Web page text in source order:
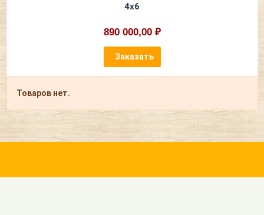
4х6
890 000,00 ₽
Заказать
Товаров нет.